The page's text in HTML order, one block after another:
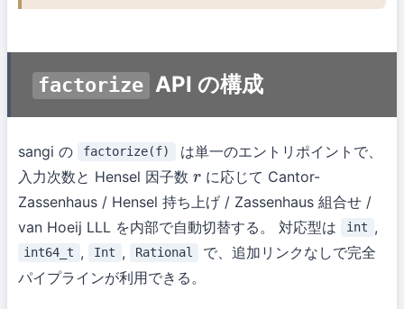
factorize API の構成
sangi の factorize(f)
は単一のエントリポイントで、
入力次数と Hensel 因子数 rに応じて Cantor-
Zassenhaus / Hensel 持ち上げ / Zassenhaus 組合せ /
van Hoeij LLL を内部で自動切替する。 対応型は
int ,
int64_t , Int , Rational
で、追加リンクなしで完全
パイプラインが利用できる。